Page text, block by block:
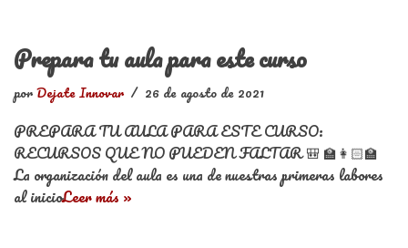
Prepara tu aula para este curso
porDejate Innovar 26 de agosto de 2021
PREPARA TU AULA PARA ESTE CURSO:
RECURSOS QUE NO PUEDEN FALTAR 🎒 🏫👩🏻‍🏫
La organización del aula es una de nuestras primeras labores
al inicioLeer más »